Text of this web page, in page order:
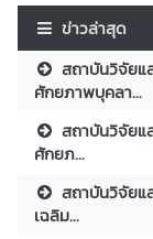
ข่าวล่าสุด
สถาบันวิจัย
ศักยภาพบุคลา...
สถาบันวิจัยแ
ศักยภ...
สถาบันวิจัย
เฉลิม...